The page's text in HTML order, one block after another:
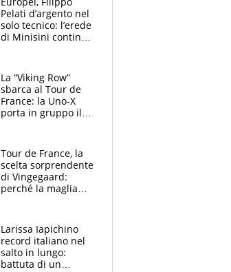
continuare
Pelati d’argento nel
solo tecnico: l’erede
di Minisini continua
mirino
La “Viking Row”
sbarca al Tour de
France: la Uno-X
porta in gruppo il
compagni
Tour de France, la
scelta sorprendente
di Vingegaard:
perché la maglia
rischio da evitare
Larissa Iapichino
record italiano nel
salto in lungo:
battuta di un